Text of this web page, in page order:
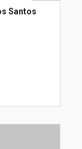
Santos